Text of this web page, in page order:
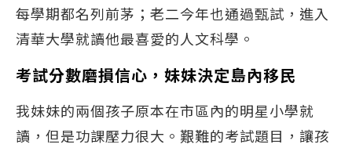
每學期都名列前茅；老二今年也通過甄試，進入
清華大學就讀他最喜愛的人文科學。
考試分數磨損信心，妹妹決定島內移民
我妹妹的兩個孩子原本在市區內的明星小學就
讀，但是功課壓力很大。艱難的考試題目，讓孩